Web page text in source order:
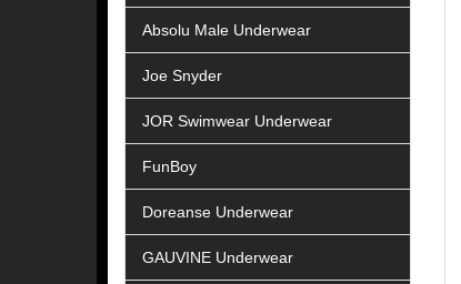
Absolu Male Underwear
Joe Snyder
JOR Swimwear Underwear
FunBoy
Doreanse Underwear
GAUVINE Underwear